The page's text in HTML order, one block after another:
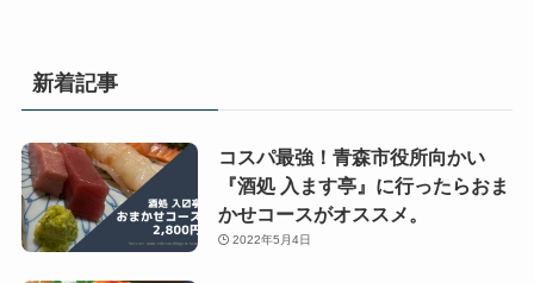
新着記事
コスパ最強！青森市役所向かい
『酒処 入ます亭』に行ったらおま
かせコースがオススメ。
2022年5月4日